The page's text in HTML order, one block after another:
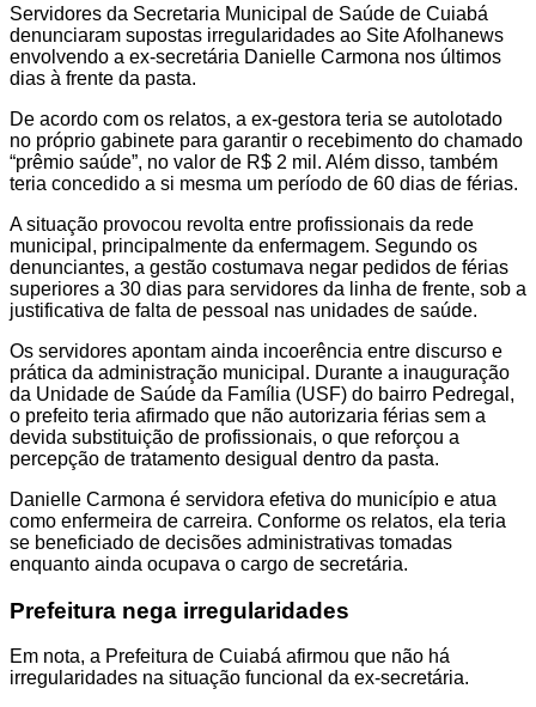
Servidores da Secretaria Municipal de Saúde de Cuiabá
denunciaram supostas irregularidades ao Site Afolhanews
envolvendo a ex-secretária Danielle Carmona nos últimos
dias à frente da pasta.
De acordo com os relatos, a ex-gestora teria se autolotado
no próprio gabinete para garantir o recebimento do chamado
“prêmio saúde”, no valor de R$ 2 mil. Além disso, também
teria concedido a si mesma um período de 60 dias de férias.
A situação provocou revolta entre profissionais da rede
municipal, principalmente da enfermagem. Segundo os
denunciantes, a gestão costumava negar pedidos de férias
superiores a 30 dias para servidores da linha de frente, sob a
justificativa de falta de pessoal nas unidades de saúde.
Os servidores apontam ainda incoerência entre discurso e
prática da administração municipal. Durante a inauguração
da Unidade de Saúde da Família (USF) do bairro Pedregal,
o prefeito teria afirmado que não autorizaria férias sem a
devida substituição de profissionais, o que reforçou a
percepção de tratamento desigual dentro da pasta.
Danielle Carmona é servidora efetiva do município e atua
como enfermeira de carreira. Conforme os relatos, ela teria
se beneficiado de decisões administrativas tomadas
enquanto ainda ocupava o cargo de secretária.
Prefeitura nega irregularidades
Em nota, a Prefeitura de Cuiabá afirmou que não há
irregularidades na situação funcional da ex-secretária.